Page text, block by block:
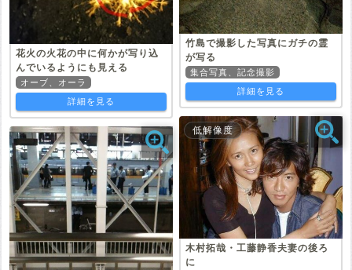
花火の火花の中に何かが写り込
んでいるようにも見える
オーブ、オーラ
詳細を見る
竹島で撮影した写真にガチの霊
が写る
集合写真、記念撮影
詳細を見る
低解像度
木村拓哉・工藤静香夫妻の後ろ
に